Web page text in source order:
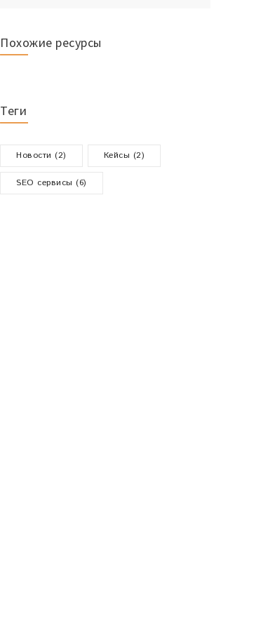
Похожие ресурсы
Теги
Новости (2) Кейсы (2)
SEO сервисы (6)